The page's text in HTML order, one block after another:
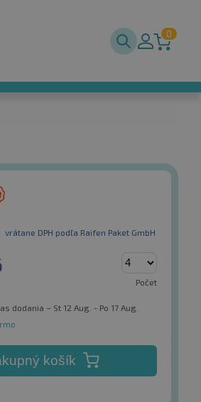
0
vrátane DPH podľa Raifen Paket GmbH
Počet
dodania – St 12 Aug. - Po 17 Aug.
košík